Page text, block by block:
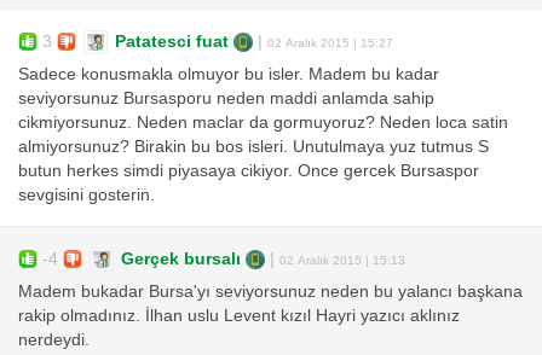
3 Patatesci fuat 02 Aralık 2015 | 15:27
Sadece konusmakla olmuyor bu isler. Madem bu kadar
seviyorsunuz Bursasporu neden maddi anlamda sahip
cikmiyorsunuz. Neden maclar da gormuyoruz? Neden loca satin
almiyorsunuz? Birakin bu bos isleri. Unutulmaya yuz tutmus S
butun herkes simdi piyasaya cikiyor. Once gercek Bursaspor
sevgisini gosterin.
-4 Gerçek bursalı 02 Aralık 2015 | 15:13
Madem bukadar Bursa'yı seviyorsunuz neden bu yalancı başkana
rakip olmadınız. İlhan uslu Levent kızıl Hayri yazıcı aklınız
nerdeydi.